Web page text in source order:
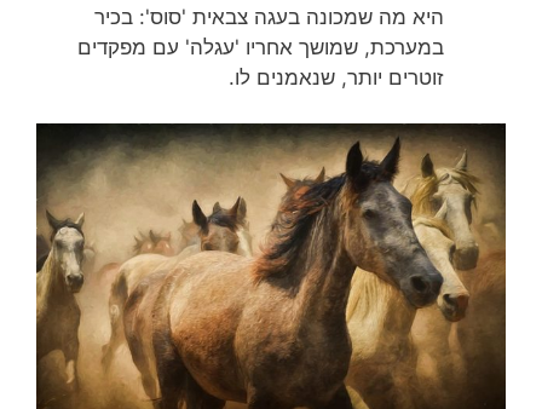
היא מה שמכונה בעגה צבאית 'סוס': בכיר
במערכת, שמושך אחריו 'עגלה' עם מפקדים
זוטרים יותר, שנאמנים לו.